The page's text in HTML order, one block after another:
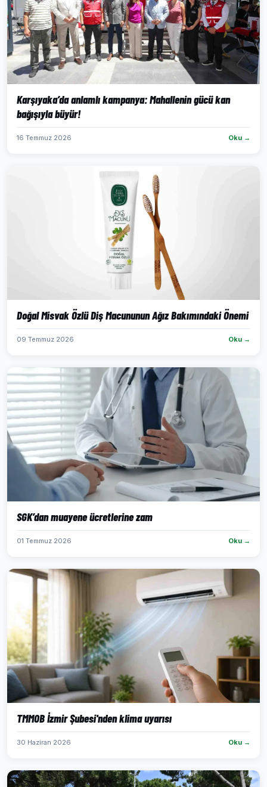
Karşıyaka’da anlamlı kampanya: Mahallenin gücü kan
bağışıyla büyür!
16 Temmuz 2026 Oku →
Doğal Misvak Özlü Diş Macununun Ağız Bakımındaki Önemi
09 Temmuz 2026 Oku →
SGK’dan muayene ücretlerine zam
01 Temmuz 2026 Oku →
TMMOB İzmir Şubesi'nden klima uyarısı
30 Haziran 2026 Oku →